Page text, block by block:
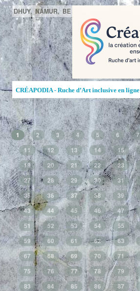
DHUY, NAMUR, BE
CRÉAPODIA - Ruche d’Art inclusive en ligne
1 2 3 4 5 6 7
11
12 13 14 15
19
20 21 22 23
27
28 29 30 31
35
36 37 38 39
43
44 45 46 47
51
52 53 54 55
59
60 61 62 63
67
68 69 70 71
75
76 77 78 79
83
84 85 86 87